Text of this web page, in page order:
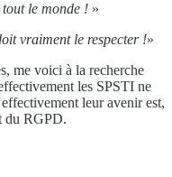
le monde ! »
vraiment le respecter !»
me voici à la recherche
les SPSTI ne
leur avenir est,
du RGPD.